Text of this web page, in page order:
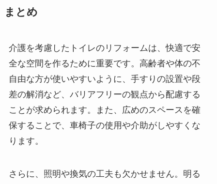
まとめ
介護を考慮したトイレのリフォームは、快適で安
全な空間を作るために重要です。高齢者や体の不
自由な方が使いやすいように、手すりの設置や段
差の解消など、バリアフリーの観点から配慮する
ことが求められます。また、広めのスペースを確
保することで、車椅子の使用や介助がしやすくな
ります。
さらに、照明や換気の工夫も欠かせません。明る